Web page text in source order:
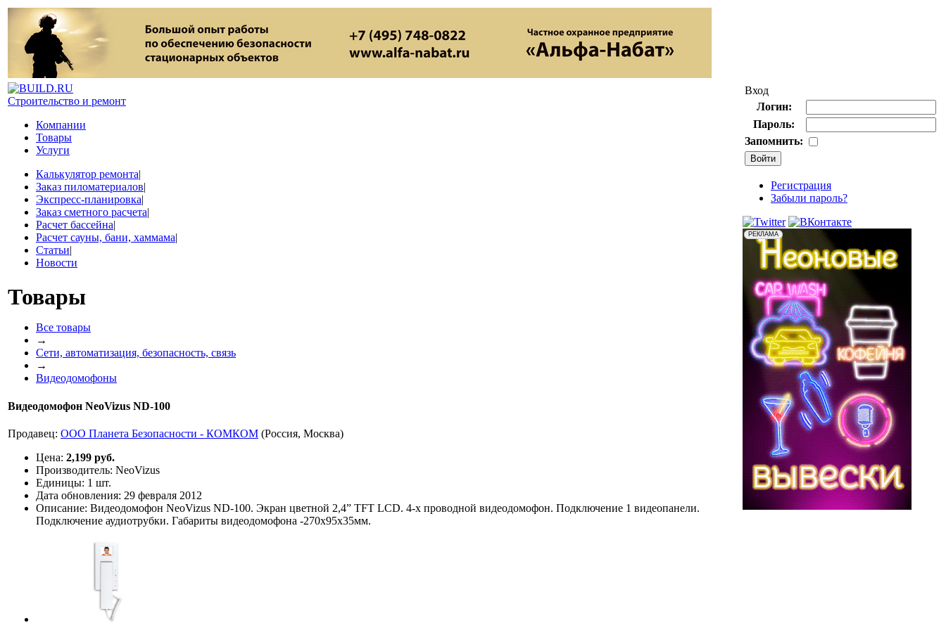
Строительство и ремонт
Компании
Товары
Услуги
Калькулятор ремонта|
Заказ пиломатериалов|
Экспресс-планировка|
Заказ сметного расчета|
Расчет бассейна|
Расчет сауны, бани, хаммама|
Статьи|
Новости
Товары
Все товары
→
Сети, автоматизация, безопасность, связь
→
Видеодомофоны
Видеодомофон NeoVizus ND-100
Продавец: ООО Планета Безопасности - КОМКОМ (Россия, Москва)
Цена: 2,199 руб.
Производитель: NeoVizus
Единицы: 1 шт.
Дата обновления: 29 февраля 2012
Описание: Видеодомофон NeoVizus ND-100. Экран цветной 2,4” TFT LCD. 4-х проводной видеодомофон. Подключение 1 видеопанели.
Подключение аудиотрубки. Габариты видеодомофона -270х95х35мм.
Вход
Логин:
Пароль:
Запомнить:
Регистрация
Забыли пароль?